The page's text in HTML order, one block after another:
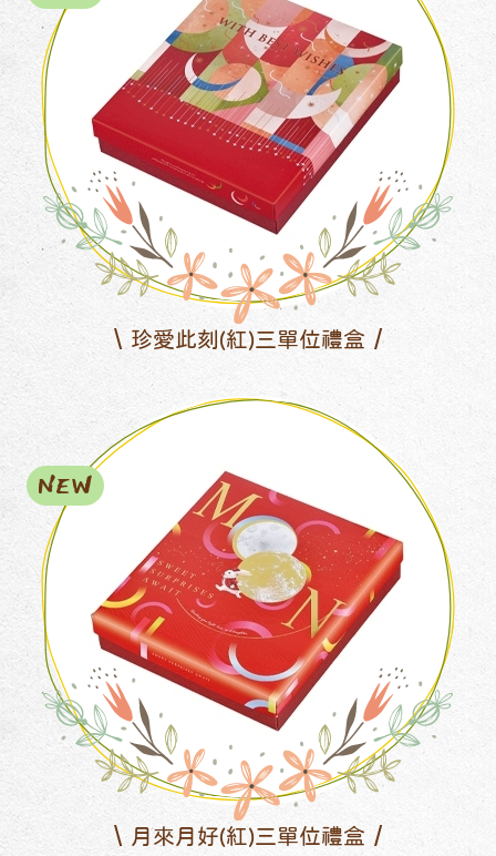
珍愛此刻(紅)三單位禮盒
月來月好(紅)三單位禮盒
NEW